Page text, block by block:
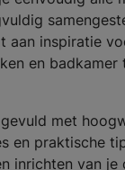
aan inspiratie
en
met
en praktische
inrichten van je